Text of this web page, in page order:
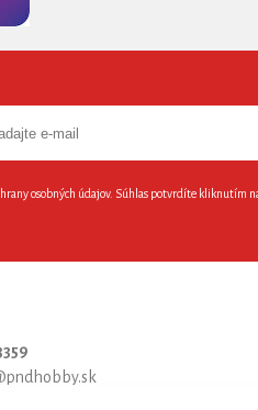
osobných údajov. Súhlas potvrdíte